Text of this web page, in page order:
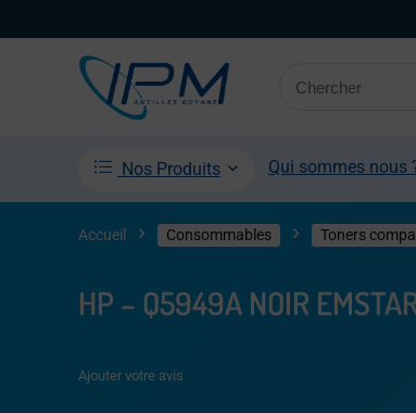
Nos Produits Qui sommes nous
Accueil Consommables Toners
HP – Q5949A NOIR
Ajouter votre avis